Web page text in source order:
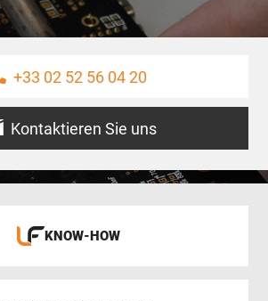
Kontaktieren Sie uns
+33 02 52 56 04 20
KNOW-HOW